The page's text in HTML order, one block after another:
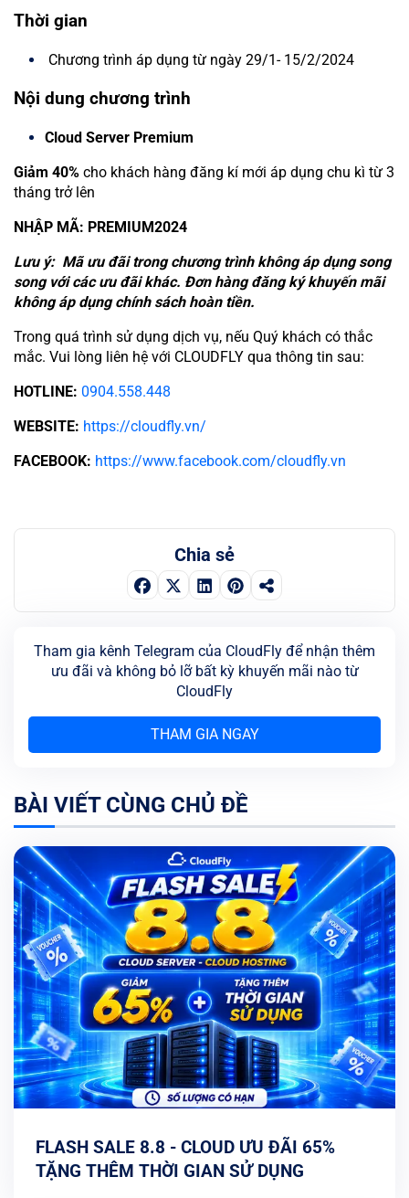
Thời gian
Chương trình áp dụng từ ngày 29/1- 15/2/2024
Nội dung chương trình
Cloud Server Premium
Giảm 40% cho khách hàng đăng kí mới áp dụng chu kì từ 3
tháng trở lên
NHẬP MÃ: PREMIUM2024
Lưu ý: Mã ưu đãi trong chương trình không áp dụng song
song với các ưu đãi khác. Đơn hàng đăng ký khuyến mãi
không áp dụng chính sách hoàn tiền.
Trong quá trình sử dụng dịch vụ, nếu Quý khách có thắc
mắc. Vui lòng liên hệ với CLOUDFLY qua thông tin sau:
HOTLINE: 0904.558.448
WEBSITE: https://cloudfly.vn/
FACEBOOK: https://www.facebook.com/cloudfly.vn
Chia sẻ
Tham gia kênh Telegram của CloudFly để nhận thêm
ưu đãi và không bỏ lỡ bất kỳ khuyến mãi nào từ
CloudFly
THAM GIA NGAY
BÀI VIẾT CÙNG CHỦ ĐỀ
FLASH SALE 8.8 - CLOUD ƯU ĐÃI 65%
TẶNG THÊM THỜI GIAN SỬ DỤNG